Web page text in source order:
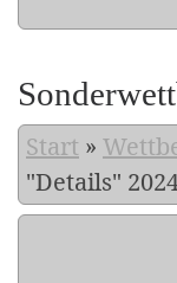
Start »
"Details"